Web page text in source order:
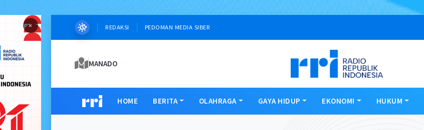
× REDAKSI PEDOMAN MEDIA SIBER
MANADO
HOME BERITA OLAHRAGA GAYA HIDUP EKONOMI HUKUM